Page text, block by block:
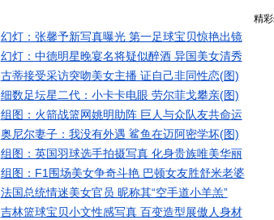
精
幻灯：张馨予新写真曝光 第一足球宝贝惊艳出镜
幻灯：中德明星晚宴名将疑似醉酒 异国美女清秀
古蒂接受采访突吻美女主播 证自己非同性恋(图)
细数足坛星二代：小卡卡电眼 劳尔菲戈攀亲(图)
组图：火箭战篮网姚明助阵 巨人与众队友共命运
奥尼尔妻子：我没有外遇 鲨鱼在迈阿密学坏(图)
组图：英国羽球选手拍摄写真 化身贵族唯美华丽
组图：F1围场美女争奇斗艳 巴顿女友胜舒米老婆
法国总统情迷美女官员 昵称其“空手道小羊羔”
吉林篮球宝贝小文性感写真 百变造型展傲人身材